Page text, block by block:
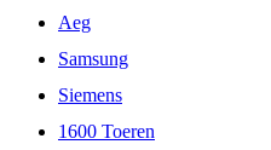
Aeg
Samsung
Siemens
1600 Toeren